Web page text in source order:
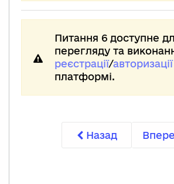
Питання 6 доступне
перегляду та
реєстрації/авторизації
платформі.
Назад